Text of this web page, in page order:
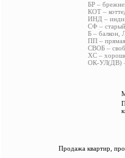
БР –
КОТ –
ИНД –
СФ –
Б – балкон,
ПП –
СВОБ –
ХС –
ОК-УЛ(ДВ) –
Продажа квартир,